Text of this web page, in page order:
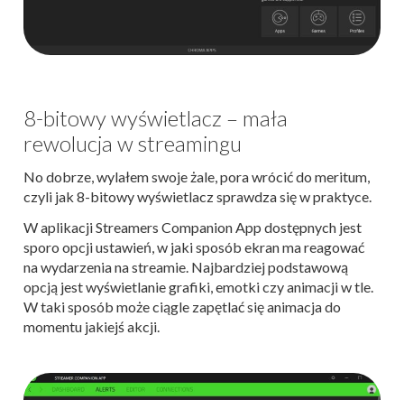
8-bitowy wyświetlacz – mała
rewolucja w streamingu
No dobrze, wylałem swoje żale, pora wrócić do meritum,
czyli jak 8-bitowy wyświetlacz sprawdza się w praktyce.
W aplikacji Streamers Companion App dostępnych jest
sporo opcji ustawień, w jaki sposób ekran ma reagować
na wydarzenia na streamie. Najbardziej podstawową
opcją jest wyświetlanie grafiki, emotki czy animacji w tle.
W taki sposób może ciągle zapętlać się animacja do
momentu jakiejś akcji.